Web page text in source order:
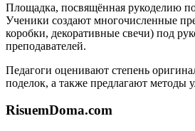
Площадка, посвящённая рукоделию
Ученики создают многочисленные
коробки, декоративные свечи) под
преподавателей.
Педагоги оценивают степень
поделок, а также предлагают методы
RisuemDoma.com